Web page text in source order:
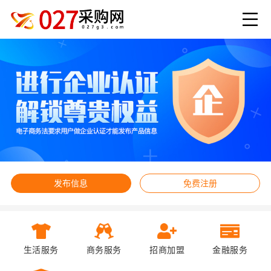
发布信息 免费注册
生活服务 商务服务 招商加盟 金融服务